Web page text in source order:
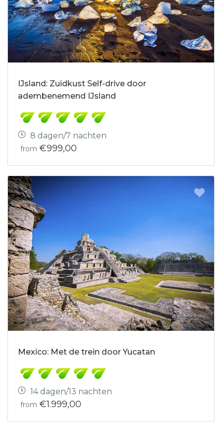
IJsland: Zuidkust Self-drive door
adembenemend IJsland
8 dagen/7 nachten
from €999,00
Mexico: Met de trein door Yucatan
14 dagen/13 nachten
from €1.999,00